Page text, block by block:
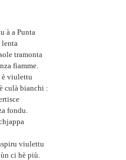
à a Punta
lenta
tramonta
fiamme.
viulettu
culà bianchi :
fondu.
viulettu
ci hè più.